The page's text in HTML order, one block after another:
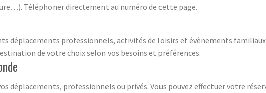
Téléphoner directement au numéro de cette page.
déplacements professionnels, activités de loisirs et évènements
de votre choix selon vos besoins et préférences.
déplacements, professionnels ou privés. Vous pouvez effectuer votre